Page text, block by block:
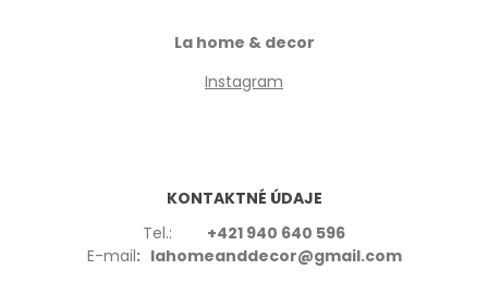
La home & decor
Instagram
KONTAKTNÉ ÚDAJE
Tel.: +421 940 640 596
E-mail: lahomeanddecor@gmail.com